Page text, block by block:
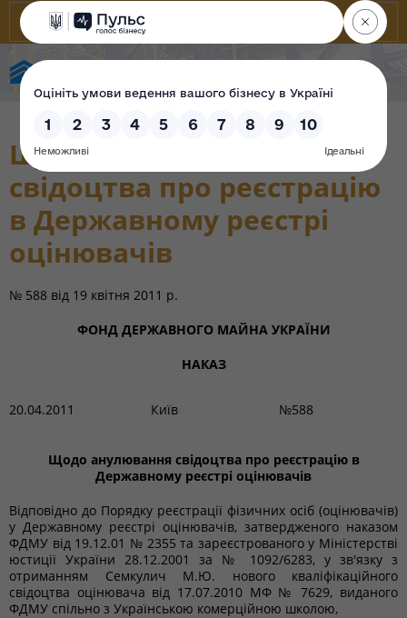
Щодо анулювання
свідоцтва про реєстрацію
в Державному реєстрі
оцінювачів
№ 588 від 19 квітня 2011 р.
ФОНД ДЕРЖАВНОГО МАЙНА УКРАЇНИ
НАКАЗ
20.04.2011 Київ №588
Щодо анулювання свідоцтва про реєстрацію в
Державному реєстрі оцінювачів
Відповідно до Порядку реєстрації фізичних осіб (оцінювачів)
у Державному реєстрі оцінювачів, затвердженого наказом
ФДМУ від 19.12.01 № 2355 та зареєстрованого у Міністерстві
юстиції України 28.12.2001 за № 1092/6283, у зв'язку з
отриманням Семкулич М.Ю. нового кваліфікаційного
свідоцтва оцінювача від 17.07.2010 МФ № 7629, виданого
ФДМУ спільно з Українською комерційною школою,